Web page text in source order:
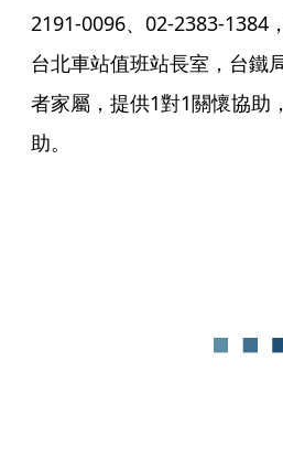
2191-0096、02-2383-1384
台北車站值班站長室，台鐵
者家屬，提供1對1關懷協助
助。